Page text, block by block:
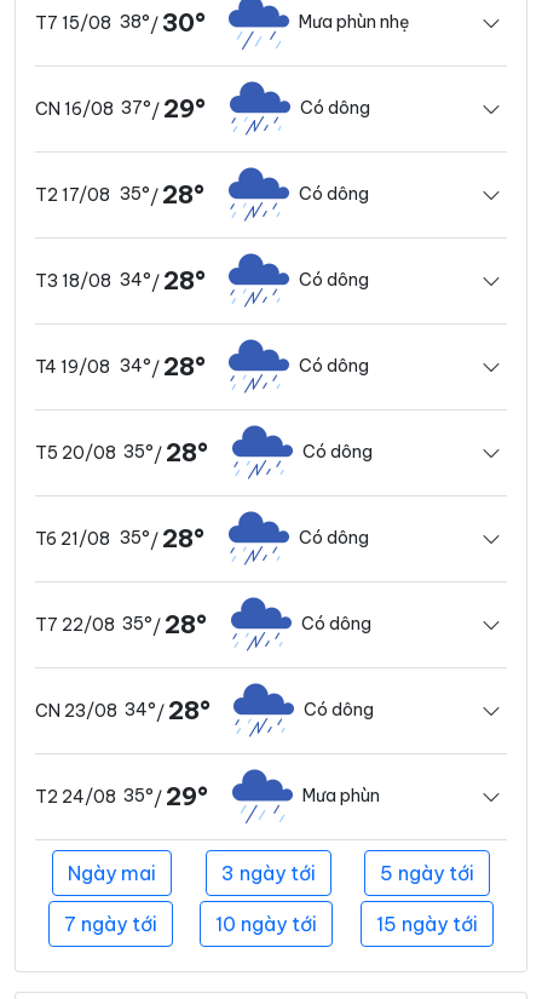
T7 15/08 38°/30° Mưa phùn nhẹ
CN 16/08 37°/ 29° Có dông
T2 17/08 35°/ 28° Có dông
T3 18/08 34°/ 28° Có dông
T4 19/08 34°/ 28° Có dông
T5 20/08 35°/ 28° Có dông
T6 21/08 35°/ 28° Có dông
T7 22/08 35°/ 28° Có dông
CN 23/08 34°/ 28° Có dông
T2 24/08 35°/ 29° Mưa phùn
Ngày mai 3 ngày tới 5 ngày tới
7 ngày tới 10 ngày tới 15 ngày tới